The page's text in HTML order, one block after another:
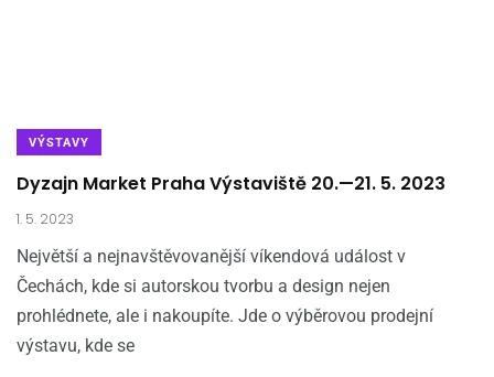
VÝSTAVY
Dyzajn Market Praha Výstaviště 20.—21. 5. 2023
1. 5. 2023
Největší a nejnavštěvovanější víkendová událost v
Čechách, kde si autorskou tvorbu a design nejen
prohlédnete, ale i nakoupíte. Jde o výběrovou prodejní
výstavu, kde se